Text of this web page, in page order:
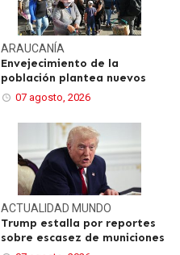
ARAUCANÍA
Envejecimiento de la
población plantea nuevos
07 agosto, 2026
ACTUALIDAD MUNDO
Trump estalla por reportes
sobre escasez de municiones